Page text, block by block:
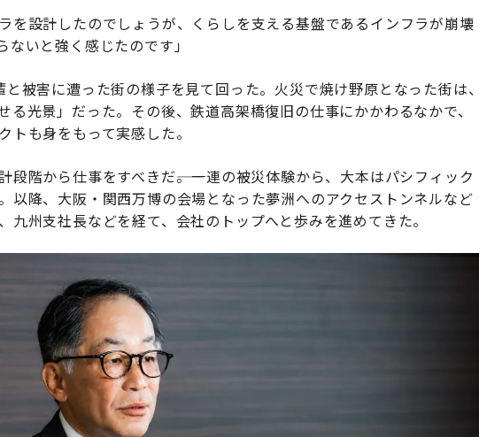
を設計したのでしょうが、くらしを支える基盤であるインフラが崩壊
いと強く感じたのです」
被害に遭った街の様子を見て回った。火災で焼け野原となった街は、
る光景」だった。その後、鉄道高架橋復旧の仕事にかかわるなかで、
トも身をもって実感した。
階から仕事をすべきだ――。一連の被災体験から、大本はパシフィック
以降、大阪・関西万博の会場となった夢洲へのアクセストンネルなど
州支社長などを経て、会社のトップへと歩みを進めてきた。